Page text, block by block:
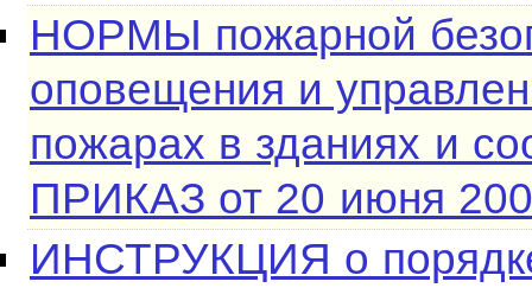
НОРМЫ пожарной
оповещения и
пожарах в зданиях и
ПРИКАЗ от 20 июня
ИНСТРУКЦИЯ о